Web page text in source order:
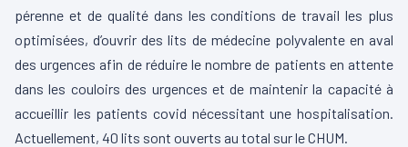
pérenne et de qualité dans les conditions de travail les plus
optimisées, d’ouvrir des lits de médecine polyvalente en aval
des urgences afin de réduire le nombre de patients en attente
dans les couloirs des urgences et de maintenir la capacité à
accueillir les patients covid nécessitant une hospitalisation.
Actuellement, 40 lits sont ouverts au total sur le CHUM.